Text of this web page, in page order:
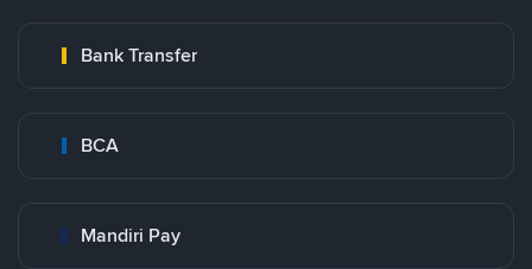
Bank Transfer
BCA
Mandiri Pay